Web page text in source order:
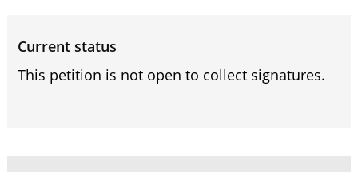
Current status
This petition is not open to collect signatures.